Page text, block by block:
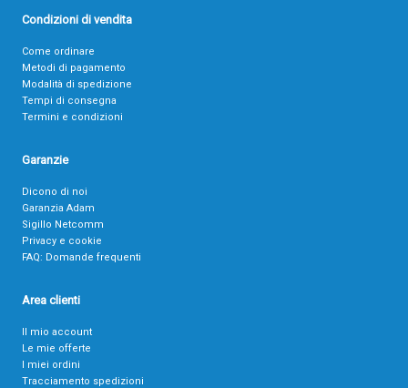
Condizioni di vendita
Come ordinare
Metodi di pagamento
Modalità di spedizione
Tempi di consegna
Termini e condizioni
Garanzie
Dicono di noi
Garanzia Adam
Sigillo Netcomm
Privacy e cookie
FAQ: Domande frequenti
Area clienti
Il mio account
Le mie offerte
I miei ordini
Tracciamento spedizioni